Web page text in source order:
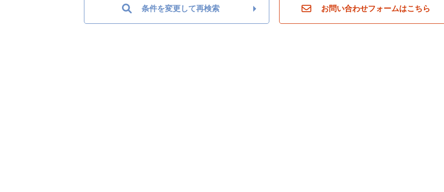
条件を変更して再検索 お問い合わせフォームはこちら